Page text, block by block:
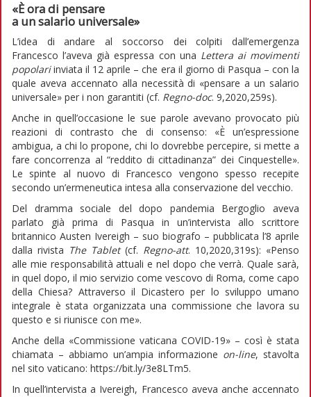
«È ora di pensare
a un salario universale»
L’idea di andare al soccorso dei colpiti dall’emergenza
Francesco l’aveva già espressa con una Lettera ai movimenti
popolariinviata il 12 aprile – che era il giorno di Pasqua – con la
quale aveva accennato alla necessità di «pensare a un salario
universale» per i non garantiti (cf. Regno-doc. 9,2020,259s).
Anche in quell’occasione le sue parole avevano provocato più
reazioni di contrasto che di consenso: «È un’espressione
ambigua, a chi lo propone, chi lo dovrebbe percepire, si mette a
fare concorrenza al “reddito di cittadinanza” dei Cinquestelle».
Le spinte al nuovo di Francesco vengono spesso recepite
secondo un’ermeneutica intesa alla conservazione del vecchio.
Del dramma sociale del dopo pandemia Bergoglio aveva
parlato già prima di Pasqua in un’intervista allo scrittore
britannico Austen Ivereigh – suo biografo – pubblicata l’8 aprile
dalla rivista The Tablet (cf. Regno-att. 10,2020,319s): «Penso
alle mie responsabilità attuali e nel dopo che verrà. Quale sarà,
in quel dopo, il mio servizio come vescovo di Roma, come capo
della Chiesa? Attraverso il Dicastero per lo sviluppo umano
integrale è stata organizzata una commissione che lavora su
questo e si riunisce con me».
Anche della «Commissione vaticana COVID-19» – così è stata
chiamata – abbiamo un’ampia informazione on-line, stavolta
nel sito vaticano: https://bit.ly/3e8LTm5.
In quell’intervista a Ivereigh, Francesco aveva anche accennato